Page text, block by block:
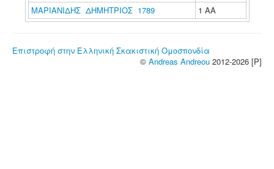
ΜΑΡΙΑΝΙΔΗΣ ΔΗΜΗΤΡΙΟΣ 1789
1 ΑΑ
Επιστροφή στην Ελληνική Σκακιστική Ομοσπονδία
© Andreas Andreou 2012-2026 [P]